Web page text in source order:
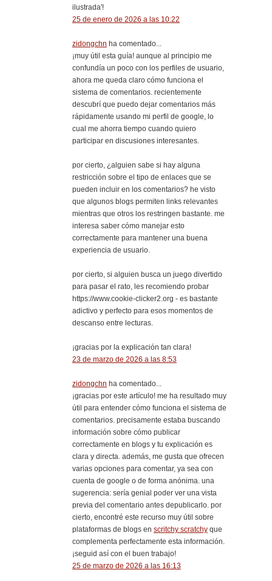
ilustrada'!
25 de enero de 2026 a las 10:22
zidongchn ha comentado...
¡muy útil esta guía! aunque al principio me
confundía un poco con los perfiles de usuario,
ahora me queda claro cómo funciona el
sistema de comentarios. recientemente
descubrí que puedo dejar comentarios más
rápidamente usando mi perfil de google, lo
cual me ahorra tiempo cuando quiero
participar en discusiones interesantes.
por cierto, ¿alguien sabe si hay alguna
restricción sobre el tipo de enlaces que se
pueden incluir en los comentarios? he visto
que algunos blogs permiten links relevantes
mientras que otros los restringen bastante. me
interesa saber cómo manejar esto
correctamente para mantener una buena
experiencia de usuario.
por cierto, si alguien busca un juego divertido
para pasar el rato, les recomiendo probar
https://www.cookie-clicker2.org - es bastante
adictivo y perfecto para esos momentos de
descanso entre lecturas.
¡gracias por la explicación tan clara!
23 de marzo de 2026 a las 8:53
zidongchn ha comentado...
¡gracias por este artículo! me ha resultado muy
útil para entender cómo funciona el sistema de
comentarios. precisamente estaba buscando
información sobre cómo publicar
correctamente en blogs y tu explicación es
clara y directa. además, me gusta que ofrecen
varias opciones para comentar, ya sea con
cuenta de google o de forma anónima. una
sugerencia: sería genial poder ver una vista
previa del comentario antes depublicarlo. por
cierto, encontré este recurso muy útil sobre
plataformas de blogs en scritchy scratchy que
complementa perfectamente esta información.
¡seguid así con el buen trabajo!
25 de marzo de 2026 a las 16:13